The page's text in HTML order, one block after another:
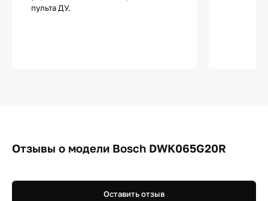
пульта ДУ.
Отзывы о модели Bosch DWK065G20R
Оставить отзыв